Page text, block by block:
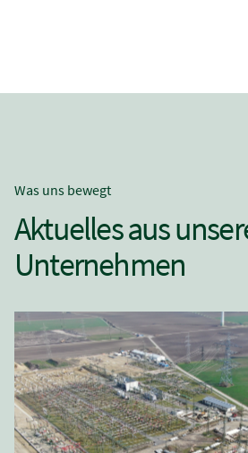
Was uns bewegt
Aktuelles aus
Unternehmen